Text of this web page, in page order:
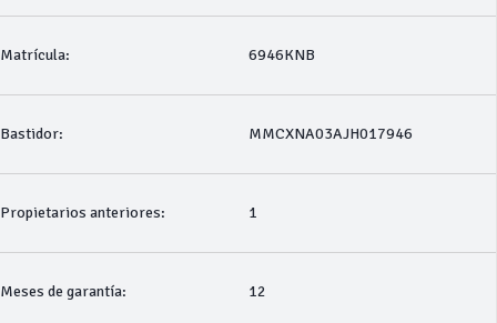
Matrícula: 6946KNB
Bastidor: MMCXNA03AJH017946
Propietarios anteriores: 1
Meses de garantía: 12